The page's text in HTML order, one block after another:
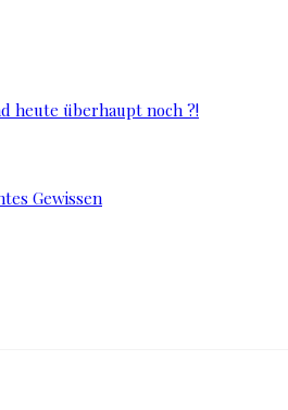
heute überhaupt noch ?!
Gewissen